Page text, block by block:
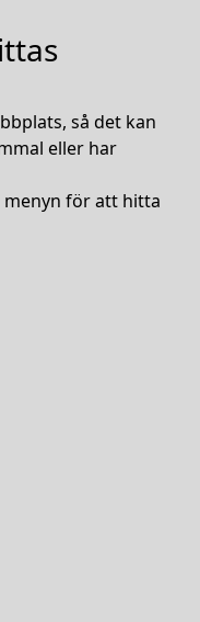
så det kan
eller har
menyn för att hitta